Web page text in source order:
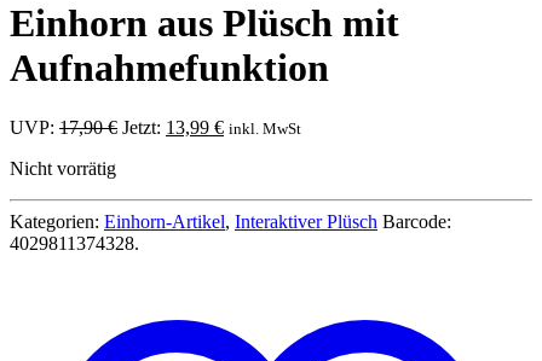
Einhorn aus Plüsch mit
Aufnahmefunktion
UVP: 17,90€ Ursprünglicher
Jetzt: 13,99 €Aktueller
inkl. MwSt
Nicht vorrätig
Kategorien: Einhorn-Artikel, Interaktiver Plüsch Barcode:
4029811374328.